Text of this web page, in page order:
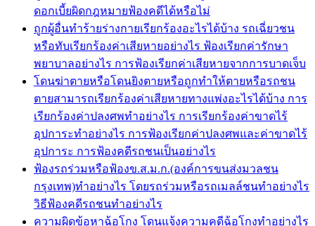
ดอกเบี้ยผิดกฎหมายฟ้องคดีได้หรือไม่
ถูกผู้อื่นทำร้ายร่างกายเรียกร้องอะไรได้บ้าง รถเฉี่ยวชน
หรือทับเรียกร้องค่าเสียหายอย่างไร ฟ้องเรียกค่ารักษา
พยาบาลอย่างไร การฟ้องเรียกค่าเสียหายจากการบาดเจ็บ
โดนฆ่าตายหรือโดนยิงตายหรือถูกทำให้ตายหรือรถชน
ตายสามารถเรียกร้องค่าเสียหายทางแพ่งอะไรได้บ้าง การ
เรียกร้องค่าปลงศพทำอย่างไร การเรียกร้องค่าขาดไร้
อุปการะทำอย่างไร การฟ้องเรียกค่าปลงศพและค่าขาดไร้
อุปการะ การฟ้องคดีรถชนเป็นอย่างไร
ฟ้องรถร่วมหรือฟ้องข.ส.ม.ก.(องค์การขนส่งมวลชน
กรุงเทพ)ทำอย่างไร โดยรถร่วมหรือรถเมลล์ชนทำอย่างไร
วิธีฟ้องคดีรถชนทำอย่างไร
ความผิดข้อหาฉ้อโกง โดนแจ้งความคดีฉ้อโกงทำอย่างไร